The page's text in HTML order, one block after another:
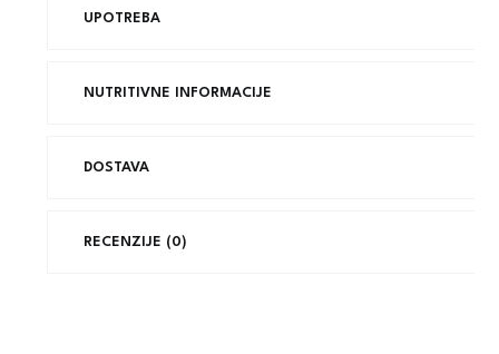
UPOTREBA
NUTRITIVNE INFORMACIJE
DOSTAVA
RECENZIJE (0)